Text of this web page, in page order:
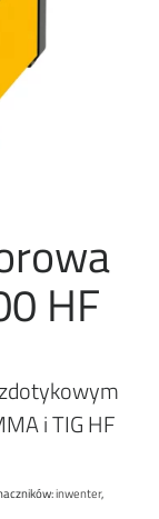
HF
i TIG HF
inwenter,